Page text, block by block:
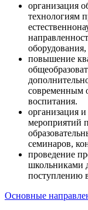
организация
технологиям
повышение
современным
воспитания.
организация
мероприятий
семинаров,
проведение
школьниками
поступлению
Основные